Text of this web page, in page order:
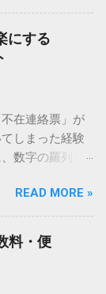
非効率です
も少なくあり
、特定のコー
号を呼び出す
します。 この
・外字が出て
こない漢字が
字を認識する
準」「第2水
人名や地名に
織だけで作ら
まれていない
にする
在連絡票」が
しまった経験
数字の羅列を
もしれませ
で受け取りた
完結させた
の会員制サー
の連携です。
驚くほど軽く
READ MORE »
料・便